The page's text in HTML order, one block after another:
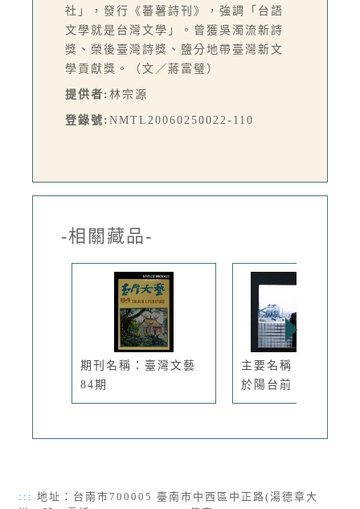
社」，發行《蕃薯詩刊》，強調「台語
文學就是台灣文學」。曾獲吳濁流新詩
獎、榮後臺灣詩獎、鹽分地帶臺灣新文
學貢獻獎。（文／蔣富璧）
提供者: 林宗源
登錄號: NMTL20060250022-110
-相關藏品-
期刊名稱：臺灣文藝
84期
主要名稱：林宗源攝
於陽台前
::: 地址：台南市700005 臺南市中西區中正路(湯德章大